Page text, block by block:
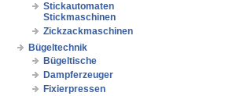
Stickautomaten
Stickmaschinen
Zickzackmaschinen
Bügeltechnik
Bügeltische
Dampferzeuger
Fixierpressen